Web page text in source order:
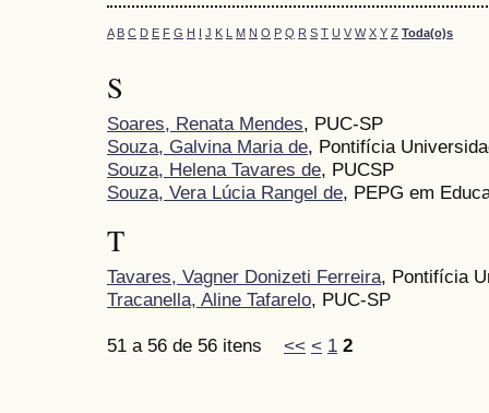
A B C D E F G H I J K L M N O P Q R S T U V W X Y Z Toda(o)s
S
Soares, Renata Mendes, PUC-SP
Souza, Galvina Maria de, Pontifícia
Souza, Helena Tavares de, PUCSP
Souza, Vera Lúcia Rangel de, PEPG em
T
Tavares, Vagner Donizeti Ferreira, Pontifícia
Tracanella, Aline Tafarelo, PUC-SP
51 a 56 de 56 itens << < 1 2